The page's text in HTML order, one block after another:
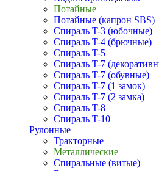
Потайные
Потайные (капрон SBS)
Спираль T-3 (юбочные)
Спираль T-4 (брючные)
Спираль T-5
Спираль T-7
Спираль T-7 (обувные)
Спираль T-7 (1 замок)
Спираль T-7 (2 замка)
Спираль T-8
Спираль T-10
Рулонные
Тракторные
Металлические
Спиральные (витые)